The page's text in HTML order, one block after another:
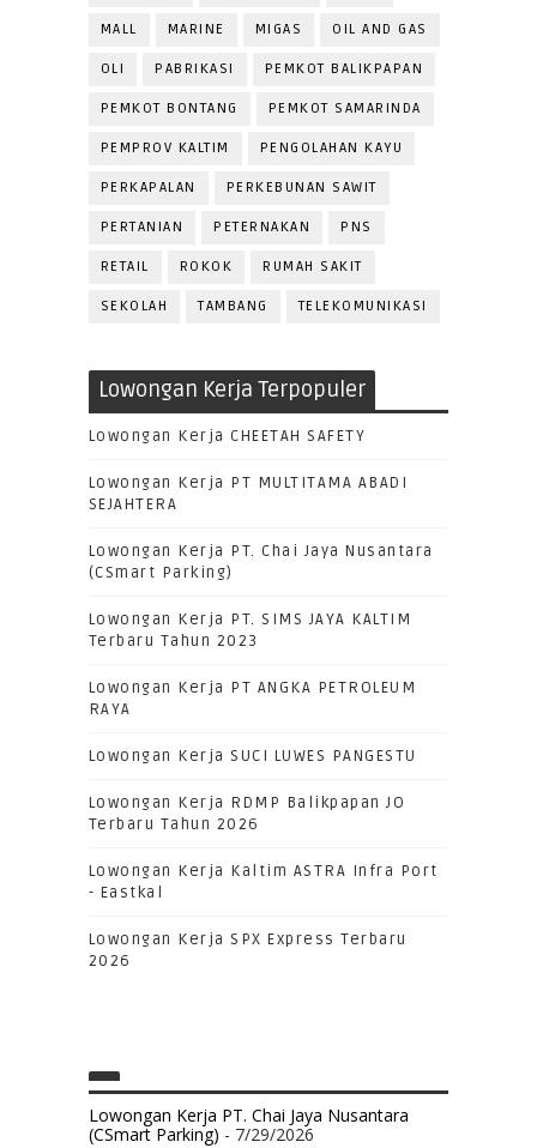
MALL MARINE MIGAS OIL AND GAS
OLI PABRIKASI PEMKOT BALIKPAPAN
PEMKOT BONTANG PEMKOT SAMARINDA
PEMPROV KALTIM PENGOLAHAN KAYU
PERKAPALAN PERKEBUNAN SAWIT
PERTANIAN PETERNAKAN PNS
RETAIL ROKOK RUMAH SAKIT
SEKOLAH TAMBANG TELEKOMUNIKASI
Lowongan Kerja Terpopuler
Lowongan Kerja CHEETAH SAFETY
Lowongan Kerja PT MULTITAMA ABADI
SEJAHTERA
Lowongan Kerja PT. Chai Jaya Nusantara
(CSmart Parking)
Lowongan Kerja PT. SIMS JAYA KALTIM
Terbaru Tahun 2023
Lowongan Kerja PT ANGKA PETROLEUM
RAYA
Lowongan Kerja SUCI LUWES PANGESTU
Lowongan Kerja RDMP Balikpapan JO
Terbaru Tahun 2026
Lowongan Kerja Kaltim ASTRA Infra Port
- Eastkal
Lowongan Kerja SPX Express Terbaru
2026
Lowongan Kerja PT. Chai Jaya Nusantara
(CSmart Parking) - 7/29/2026